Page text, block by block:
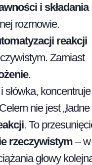
i składania
rozmowie.
reakcji
Zamiast
.
słówka,
nie jest „ładne
. To
rzeczywistym– w
głowy